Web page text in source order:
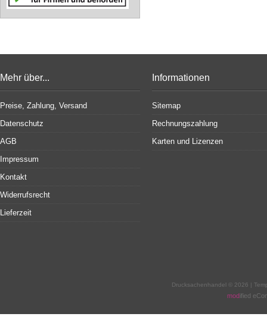
Mehr über...
Preise, Zahlung, Versand
Datenschutz
AGB
Impressum
Kontakt
Widerrufsrecht
Lieferzeit
Informationen
Sitemap
Rechnungszahlung
Karten und Lizenzen
Drucksachenhandel © 2026 |
modified